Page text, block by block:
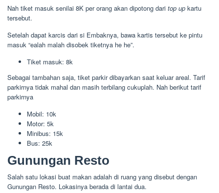
Nah tiket masuk senilai 8K per orang akan dipotong dari top up kartu
tersebut.
Setelah dapat karcis dari si Embaknya, bawa kartis tersebut ke pintu
masuk “ealah malah disobek tiketnya he he”.
Tiket masuk: 8k
Sebagai tambahan saja, tiket parkir dibayarkan saat keluar areal. Tarif
parkirnya tidak mahal dan masih terbilang cukuplah. Nah berikut tarif
parkirnya
Mobil: 10k
Motor: 5k
Minibus: 15k
Bus: 25k
Gunungan Resto
Salah satu lokasi buat makan adalah di ruang yang disebut dengan
Gunungan Resto. Lokasinya berada di lantai dua.